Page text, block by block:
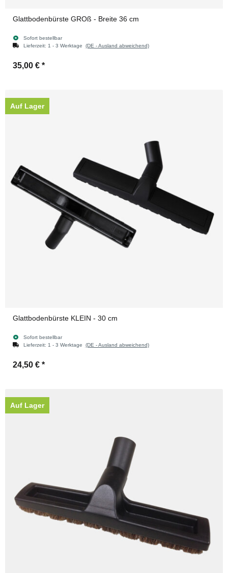
Glattbodenbürste GROß - Breite 36 cm
Sofort bestellbar
Lieferzeit: 1 - 3 Werktage (DE - Ausland abweichend)
35,00 € *
Auf Lager
Glattbodenbürste KLEIN - 30 cm
Sofort bestellbar
Lieferzeit: 1 - 3 Werktage (DE - Ausland abweichend)
24,50 € *
Auf Lager